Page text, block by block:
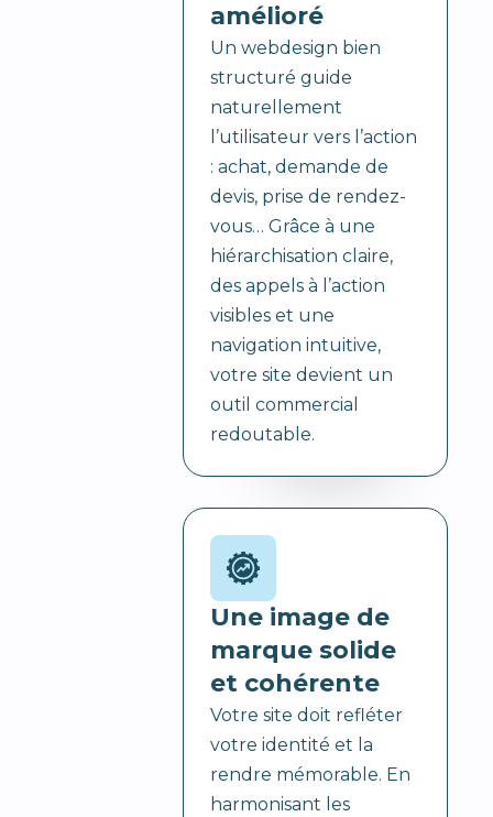
amélioré
Un webdesign bien
structuré guide
naturellement
l’utilisateur vers l’action
: achat, demande de
devis, prise de rendez-
vous… Grâce à une
hiérarchisation claire,
des appels à l’action
visibles et une
navigation intuitive,
votre site devient un
outil commercial
redoutable.
Une image de
marque solide
et cohérente
Votre site doit refléter
votre identité et la
rendre mémorable. En
harmonisant les